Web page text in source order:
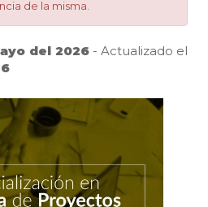
de la misma.
del 2026 - Actualizado el